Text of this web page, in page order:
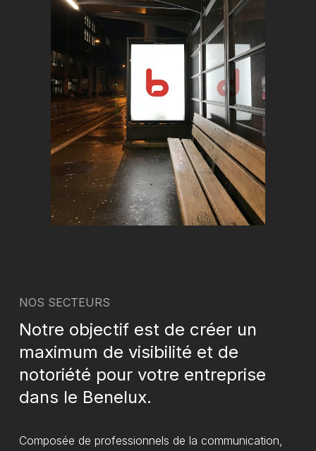
NOS SECTEURS
Notre objectif est de créer un
maximum de visibilité et de
notoriété pour votre entreprise
dans le Benelux.
Composée de professionnels de la communication,